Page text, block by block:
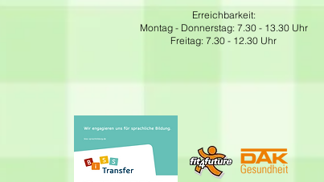
Erreichbarkeit:
Montag - Donnerstag: 7.30 - 13.30 Uhr
Freitag: 7.30 - 12.30 Uhr